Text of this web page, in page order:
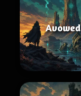
Avowed